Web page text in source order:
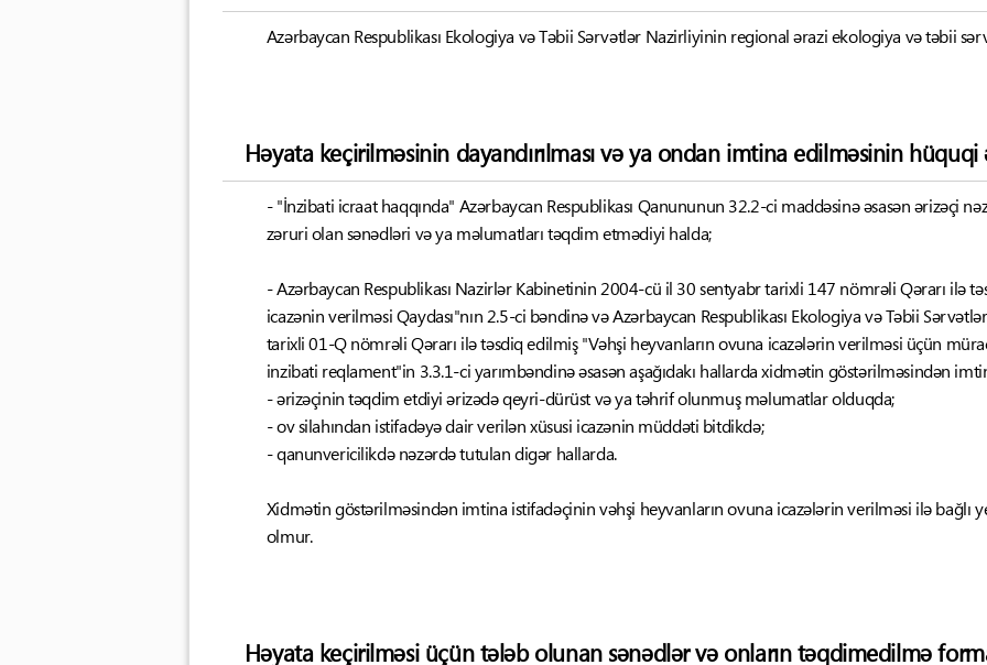
Azərbaycan Respublikası Ekologiya və Təbii Sərvətlər Nazirliyinin regional ərazi ekologiya və təbii
Həyata keçirilməsinin dayandırılması və ya ondan imtina edilməsinin hüquqi
- "İnzibati icraat haqqında" Azərbaycan Respublikası Qanununun 32.2-ci maddəsinə əsasən ərizəçi
zəruri olan sənədləri və ya məlumatları təqdim etmədiyi halda;
- Azərbaycan Respublikası Nazirlər Kabinetinin 2004-cü il 30 sentyabr tarixli 147 nömrəli Qərarı ilə
icazənin verilməsi Qaydası"nın 2.5-ci bəndinə və Azərbaycan Respublikası Ekologiya və Təbii
tarixli 01-Q nömrəli Qərarı ilə təsdiq edilmiş "Vəhşi heyvanların ovuna icazələrin verilməsi üçün
inzibati reqlament"in 3.3.1-ci yarımbəndinə əsasən aşağıdakı hallarda xidmətin göstərilməsindən
- ərizəçinin təqdim etdiyi ərizədə qeyri-dürüst və ya təhrif olunmuş məlumatlar olduqda;
- ov silahından istifadəyə dair verilən xüsusi icazənin müddəti bitdikdə;
- qanunvericilikdə nəzərdə tutulan digər hallarda.
Xidmətin göstərilməsindən imtina istifadəçinin vəhşi heyvanların ovuna icazələrin verilməsi ilə bağlı
olmur.
Həyata keçirilməsi üçün tələb olunan sənədlər və onların təqdimedilmə